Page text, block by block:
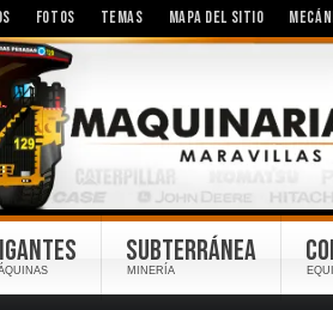
FOTOS TEMAS MAPA DEL SITIO
SUBTERRÁNEA
MINERÍA